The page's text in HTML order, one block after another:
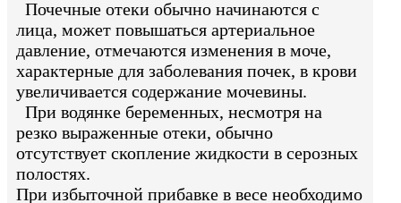
Почечные отеки обычно начинаются с
лица, может повышаться артериальное
давление, отмечаются изменения в моче,
характерные для заболевания почек, в крови
увеличивается содержание мочевины.
При водянке беременных, несмотря на
резко выраженные отеки, обычно
отсутствует скопление жидкости в серозных
полостях.
При избыточной прибавке в весе необходимо